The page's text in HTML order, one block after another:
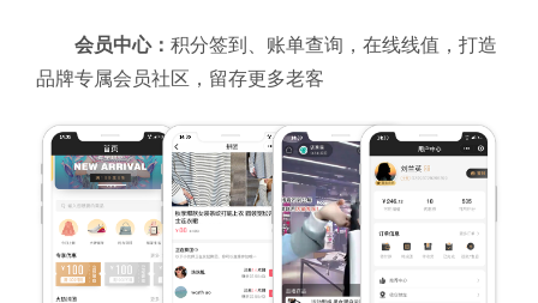
会员中心： 积分签到、账单查询，在线线值，打造
品牌专属会员社区，留存更多老客